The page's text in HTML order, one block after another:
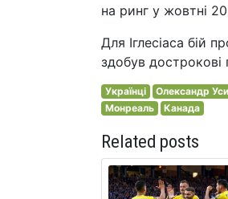
на ринг у жовтні
Для Іглесіаса бій
здобув дострокові
Українці Олександр
Монреаль
Канада
Related posts